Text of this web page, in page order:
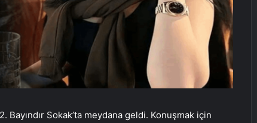
Bayındır Sokak’ta meydana geldi. Konuşmak için